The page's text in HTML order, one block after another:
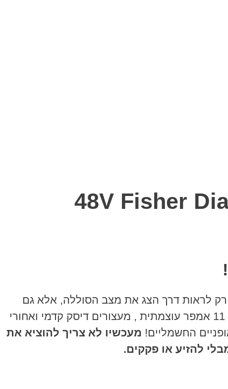
לראות דרך הצג את מצב הסוללה, אלא גם
לראות בזמן אמת את מהירות האופניים. מנוע 8FUN מוגדל, גלגלי מגנזיום, סוללת ליתיום 48 וולט 11 אמפר עוצמתית , מעצורים דיסק קדמי ואחורי
מעכשיו לא צריך להוציא את
להזיע או פקקים.